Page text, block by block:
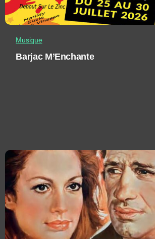
Musique
Barjac M’Enchante